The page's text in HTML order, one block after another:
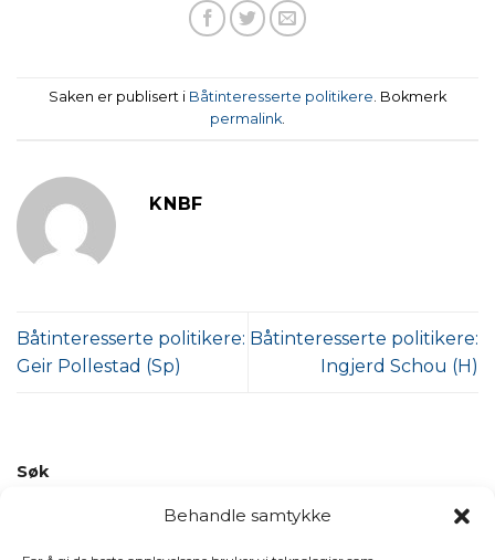
Behandle samtykke
Saken er publisert i Båtinteresserte politikere . Bokmerk
permalink
KNBF
Båtinteresserte politikere:
Geir Pollestad (Sp)
Båtinteresserte politikere:
Ingjerd Schou (H)
Søk